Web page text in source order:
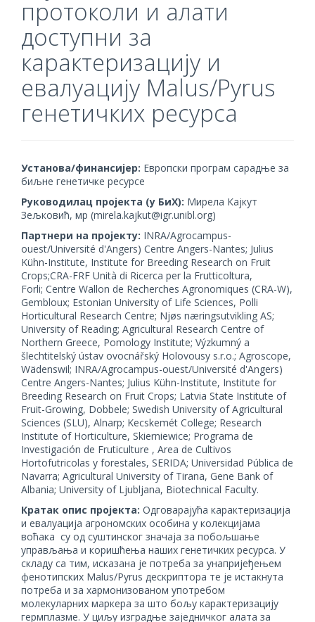
протоколи и алати
доступни за
карактеризацију и
евалуацију Malus/Pyrus
генетичких ресурса
Установа/финансијер: Европски програм сарадње за
биљне генетичке ресурсе
Руководилац пројекта (у БиХ): Мирела Кајкут
Зељковић, мр (mirela.kajkut@igr.unibl.org)
Партнери на пројекту: INRA/Agrocampus-
ouest/Université d'Angers) Centre Angers-Nantes; Julius
Kühn-Institute, Institute for Breeding Research on Fruit
Crops;CRA-FRF Unità di Ricerca per la Frutticoltura,
Forli; Centre Wallon de Recherches Agronomiques (CRA-W),
Gembloux; Estonian University of Life Sciences, Polli
Horticultural Research Centre; Njøs næringsutvikling AS;
University of Reading; Agricultural Research Centre of
Northern Greece, Pomology Institute; Výzkumný a
šlechtitelský ústav ovocnářský Holovousy s.r.o.; Agroscope,
Wädenswil; INRA/Agrocampus-ouest/Université d'Angers)
Centre Angers-Nantes; Julius Kühn-Institute, Institute for
Breeding Research on Fruit Crops; Latvia State Institute of
Fruit-Growing, Dobbele; Swedish University of Agricultural
Sciences (SLU), Alnarp; Kecskemét College; Research
Institute of Horticulture, Skierniewice; Programa de
Investigación de Fruticulture , Area de Cultivos
Hortofutricolas y forestales, SERIDA; Universidad Pública de
Navarra; Agricultural University of Tirana, Gene Bank of
Albania; University of Ljubljana, Biotechnical Faculty.
Кратак опис пројекта: Одговарајућа карактеризација
и евалуација агрономских особина у колекцијама
воћака су од суштинског значаја за побољшање
управљања и коришћења наших генетичких ресурса. У
складу са тим, исказана је потреба за унапријеђењем
фенотипских Malus/Pyrus дескриптора те је истакнута
потреба и за хармонизованом употребом
молекуларних маркера за што бољу карактеризацију
гермплазме. У циљу изградње заједничког алата за